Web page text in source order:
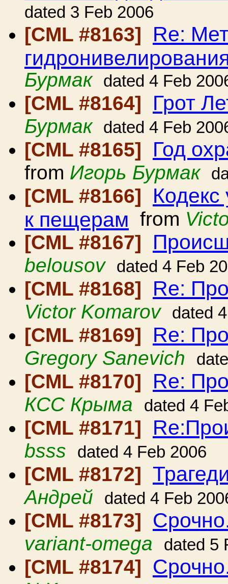
dated 3 Feb 2006
[CML #8163] Re:
Бурмак
dated 4 Feb
[CML #8164] Грот
Бурмак dated 4 Feb
[CML #8165] Год
from Игорь Бурмак
[CML #8166]
к пещерам from
[CML #8167]
belousov dated 4 Feb
[CML #8168] Re:
Victor Komarov dated
[CML #8169] Re:
Gregory Sanevich
[CML #8170] Re:
КСС Крыма dated 4
[CML #8171]
bsss dated 4 Feb 2006
[CML #8172]
Андрей dated 4 Feb
[CML #8173]
variant-omega dated 5
[CML #8174]